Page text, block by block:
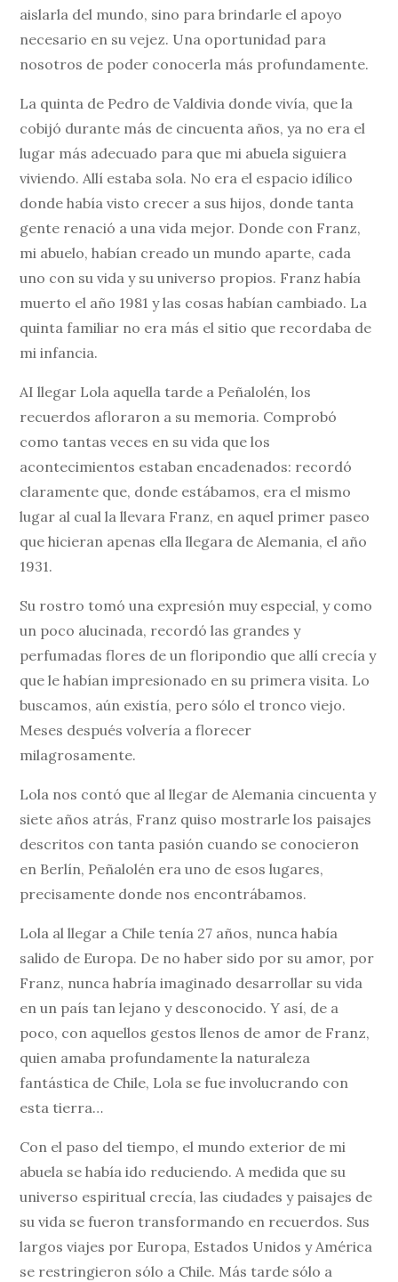
aislarla del mundo, sino para brindarle el apoyo
necesario en su vejez. Una oportunidad para
nosotros de poder conocerla más profundamente.
La quinta de Pedro de Valdivia donde vivía, que la
cobijó durante más de cincuenta años, ya no era el
lugar más adecuado para que mi abuela siguiera
viviendo. Allí estaba sola. No era el espacio idílico
donde había visto crecer a sus hijos, donde tanta
gente renació a una vida mejor. Donde con Franz,
mi abuelo, habían creado un mundo aparte, cada
uno con su vida y su universo propios. Franz había
muerto el año 1981 y las cosas habían cambiado. La
quinta familiar no era más el sitio que recordaba de
mi infancia.
AI llegar Lola aquella tarde a Peñalolén, los
recuerdos afloraron a su memoria. Comprobó
como tantas veces en su vida que los
acontecimientos estaban encadenados: recordó
claramente que, donde estábamos, era el mismo
lugar al cual la llevara Franz, en aquel primer paseo
que hicieran apenas ella llegara de Alemania, el año
1931.
Su rostro tomó una expresión muy especial, y como
un poco alucinada, recordó las grandes y
perfumadas flores de un floripondio que allí crecía y
que le habían impresionado en su primera visita. Lo
buscamos, aún existía, pero sólo el tronco viejo.
Meses después volvería a florecer
milagrosamente.
Lola nos contó que al llegar de Alemania cincuenta y
siete años atrás, Franz quiso mostrarle los paisajes
descritos con tanta pasión cuando se conocieron
en Berlín, Peñalolén era uno de esos lugares,
precisamente donde nos encontrábamos.
Lola al llegar a Chile tenía 27 años, nunca había
salido de Europa. De no haber sido por su amor, por
Franz, nunca habría imaginado desarrollar su vida
en un país tan lejano y desconocido. Y así, de a
poco, con aquellos gestos llenos de amor de Franz,
quien amaba profundamente la naturaleza
fantástica de Chile, Lola se fue involucrando con
esta tierra…
Con el paso del tiempo, el mundo exterior de mi
abuela se había ido reduciendo. A medida que su
universo espiritual crecía, las ciudades y paisajes de
su vida se fueron transformando en recuerdos. Sus
largos viajes por Europa, Estados Unidos y América
se restringieron sólo a Chile. Más tarde sólo a